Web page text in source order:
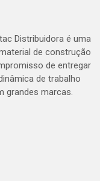
Distribuidora é uma
de construção
de entregar
de trabalho
grandes marcas.